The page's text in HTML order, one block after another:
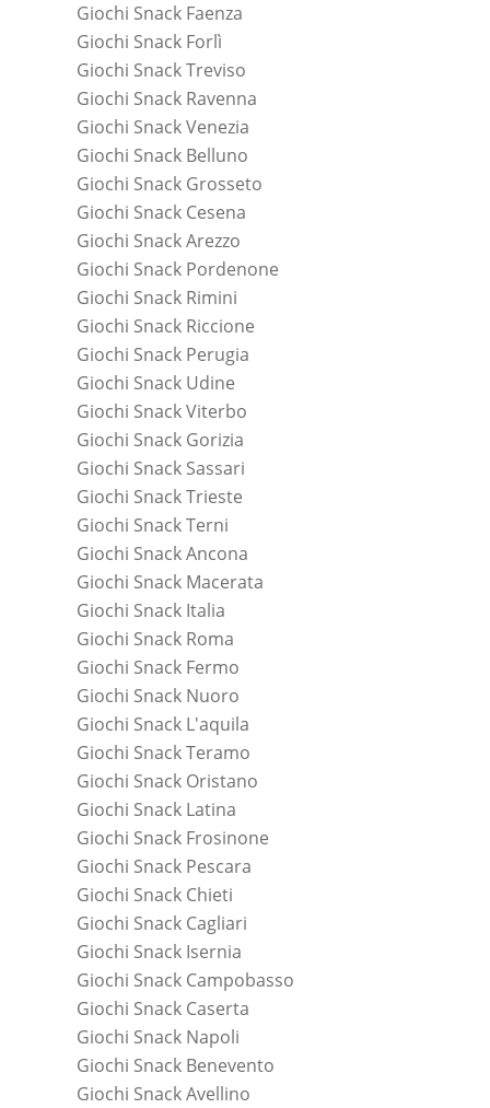
Giochi Snack Faenza
Giochi Snack Forlì
Giochi Snack Treviso
Giochi Snack Ravenna
Giochi Snack Venezia
Giochi Snack Belluno
Giochi Snack Grosseto
Giochi Snack Cesena
Giochi Snack Arezzo
Giochi Snack Pordenone
Giochi Snack Rimini
Giochi Snack Riccione
Giochi Snack Perugia
Giochi Snack Udine
Giochi Snack Viterbo
Giochi Snack Gorizia
Giochi Snack Sassari
Giochi Snack Trieste
Giochi Snack Terni
Giochi Snack Ancona
Giochi Snack Macerata
Giochi Snack Italia
Giochi Snack Roma
Giochi Snack Fermo
Giochi Snack Nuoro
Giochi Snack L'aquila
Giochi Snack Teramo
Giochi Snack Oristano
Giochi Snack Latina
Giochi Snack Frosinone
Giochi Snack Pescara
Giochi Snack Chieti
Giochi Snack Cagliari
Giochi Snack Isernia
Giochi Snack Campobasso
Giochi Snack Caserta
Giochi Snack Napoli
Giochi Snack Benevento
Giochi Snack Avellino